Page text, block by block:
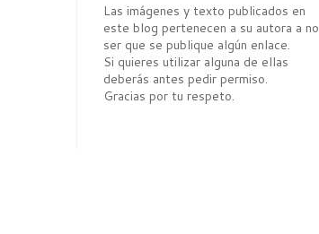
Las imágenes y texto publicados en
este blog pertenecen a su autora a no
ser que se publique algún enlace.
Si quieres utilizar alguna de ellas
deberás antes pedir permiso.
Gracias por tu respeto.